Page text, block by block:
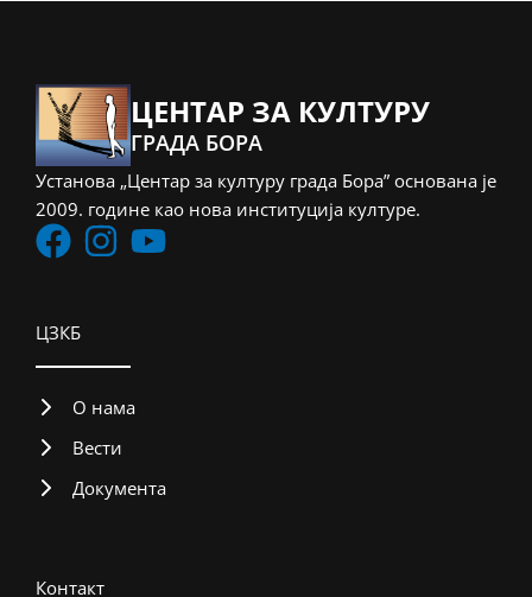
ЦЕНТАР ЗА КУЛТУРУ
ГРАДА БОРА
Установа „Центар за културу града Бора” основана је
2009. године као нова институција културе.
ЦЗКБ
О нама
Вести
Документа
Контакт